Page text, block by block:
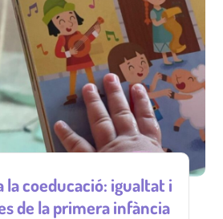
la coeducació: igualtat i
de la primera infància